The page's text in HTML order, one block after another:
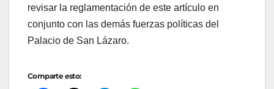
revisar la reglamentación de este artículo en
conjunto con las demás fuerzas políticas del
Palacio de San Lázaro.
Comparte esto: